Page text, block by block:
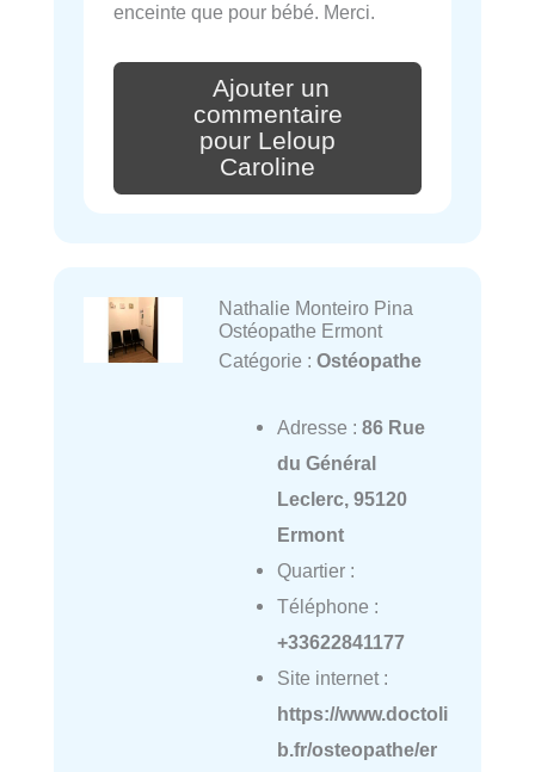
enceinte que pour bébé. Merci.
Ajouter un
commentaire
pour Leloup
Caroline
Nathalie Monteiro Pina
Ostéopathe Ermont
Catégorie : Ostéopathe
Adresse : 86 Rue
du Général
Leclerc, 95120
Ermont
Quartier :
Téléphone :
+33622841177
Site internet :
https://www.doctoli
b.fr/osteopathe/er